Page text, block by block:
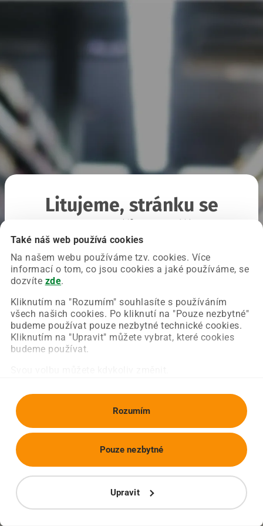
Také náš web používá cookies
Na našem webu používáme tzv. cookies. Více
informací o tom, co jsou cookies a jaké používáme, se
dozvíte zde.
Kliknutím na "Rozumím" souhlasíte s používáním
všech našich cookies. Po kliknutí na "Pouze nezbytné"
budeme používat pouze nezbytné technické cookies.
Kliknutím na "Upravit" můžete vybrat, které cookies
budeme používat.
Rozumím
Upravit
Pouze nezbytné
Litujeme, stránku se
Chyba nastala na naší straně a už ji opravujeme.
Zkuste prosím znovu načíst požadovanou stránku.
Obnovit stránku Úvodní strana